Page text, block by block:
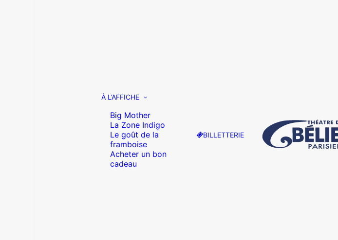
À L’AFFICHE
Big Mother
La Zone Indigo
Le goût de la
framboise
Acheter un bon
cadeau
BILLETTERIE